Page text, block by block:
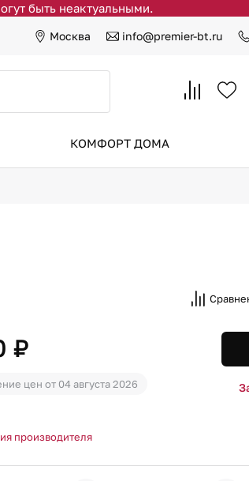
быть неактуальными.
Москва info@premier-bt.ru
КОМФОРТ ДОМА
₽
цен от 04 августа 2026
производителя